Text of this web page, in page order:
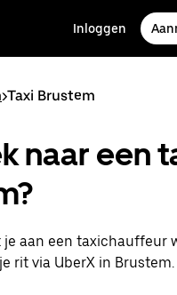
Inloggen
>Taxi Brustem
naar een
je aan een taxichauffeur
rit via UberX in
dezelfde 24/7